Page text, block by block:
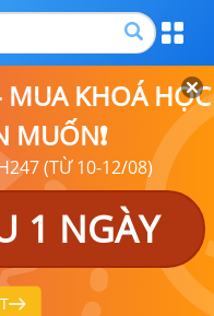
MUA KHOÁ HỌC
MUỐN❗
(TỪ 10-12/08)
1 NGÀY